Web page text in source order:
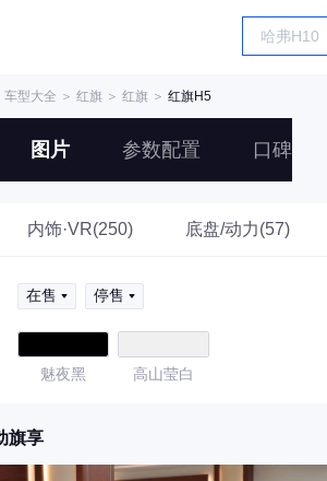
车型大全 ＞ 红旗 ＞ 红旗 ＞ 红旗H5
图片 参数配置 口碑
内饰·VR(250) 底盘/动力(57)
在售 停售
魅夜黑
高山莹白
旗享